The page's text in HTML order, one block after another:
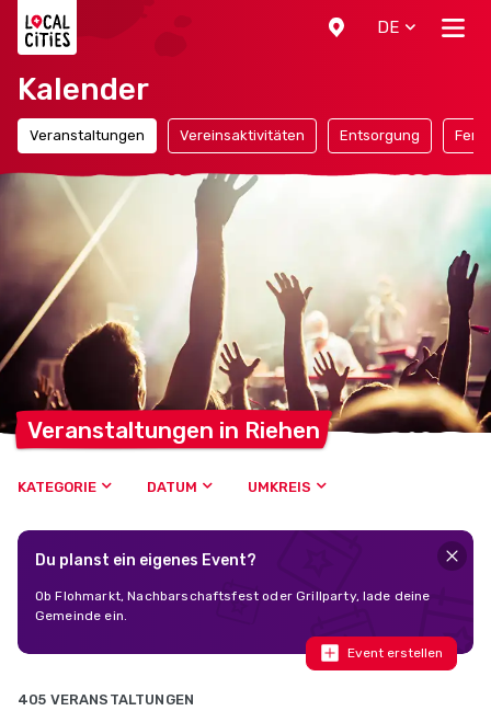
DE
Kalender
Veranstaltungen Vereinsaktivitäten Entsorgung
Veranstaltungen in Riehen
KATEGORIE DATUM UMKREIS
Du planst ein eigenes Event?
Ob Flohmarkt, Nachbarschaftsfest oder Grillparty, lade deine
Gemeinde ein.
Event erstellen
405 VERANSTALTUNGEN